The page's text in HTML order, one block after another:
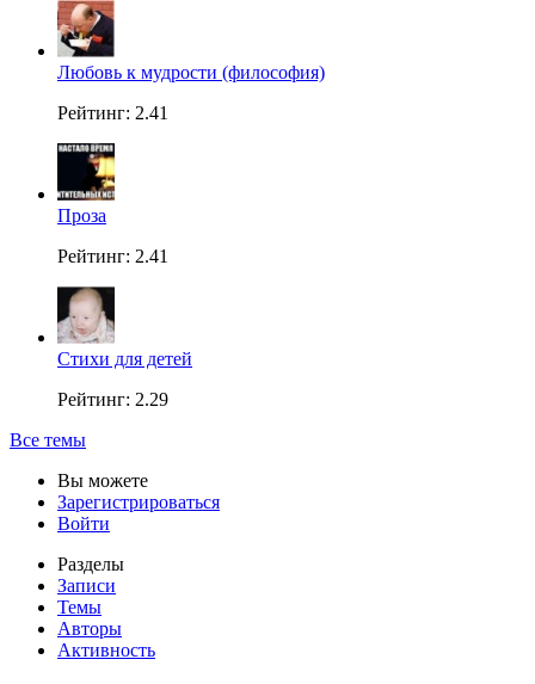
Любовь к мудрости (философия)
Рейтинг: 2.41
Проза
Рейтинг: 2.41
Стихи для детей
Рейтинг: 2.29
Все темы
Вы можете
Зарегистрироваться
Войти
Разделы
Записи
Темы
Авторы
Активность